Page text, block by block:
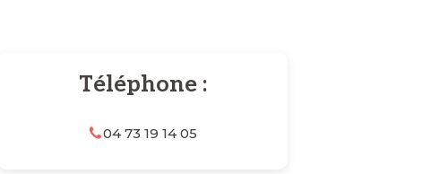
Téléphone :
04 73 19 14 05